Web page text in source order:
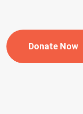
Donate Now